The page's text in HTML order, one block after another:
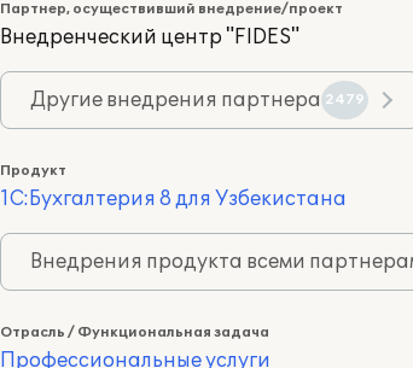
Партнер, осуществивший внедрение/проект
Внедренческий центр "FIDES"
Другие внедрения партнера 2479
Продукт
1С:Бухгалтерия 8 для Узбекистана
Внедрения продукта всеми
Отрасль / Функциональная задача
Профессиональные услуги